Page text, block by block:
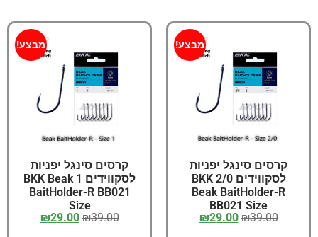
מבצע!
קרסים סינגל יפניות
לסקווידים 2/0 BKK
Beak BaitHolder-R
BB021 Size
₪39.00
₪29.00
מבצע!
קרסים סינגל יפניות
לסקווידים 1 BKK Beak
BaitHolder-R BB021
Size
₪39.00
₪29.00